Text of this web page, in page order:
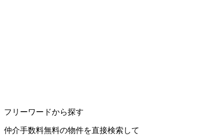
フリーワードから探す
仲介手数料無料の物件を直接検索して